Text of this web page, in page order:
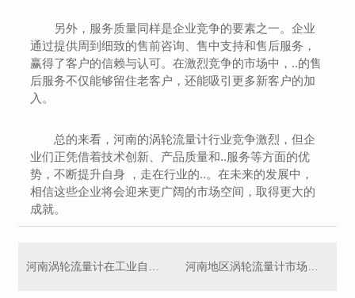
另外，服务质量同样是企业竞争的要素之一。企业
通过提供周到细致的售前咨询、售中支持和售后服务，
赢得了客户的信赖与认可。在激烈竞争的市场中，..的售
后服务不仅能够留住老客户，还能吸引更多新客户的加
入。
总的来看，河南的涡轮流量计行业竞争激烈，但企
业们正凭借着技术创新、产品质量和..服务等方面的优
势，不断提升自身 ，走在行业的..。在未来的发展中，
相信这些企业将会迎来更广阔的市场空间，取得更大的
成就。